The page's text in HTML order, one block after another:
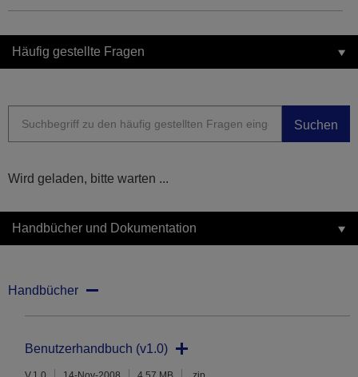
Häufig gestellte Fragen
Suchen
Wird geladen, bitte warten ...
Handbücher und Dokumentation
Handbücher
Benutzerhandbuch (v1.0)